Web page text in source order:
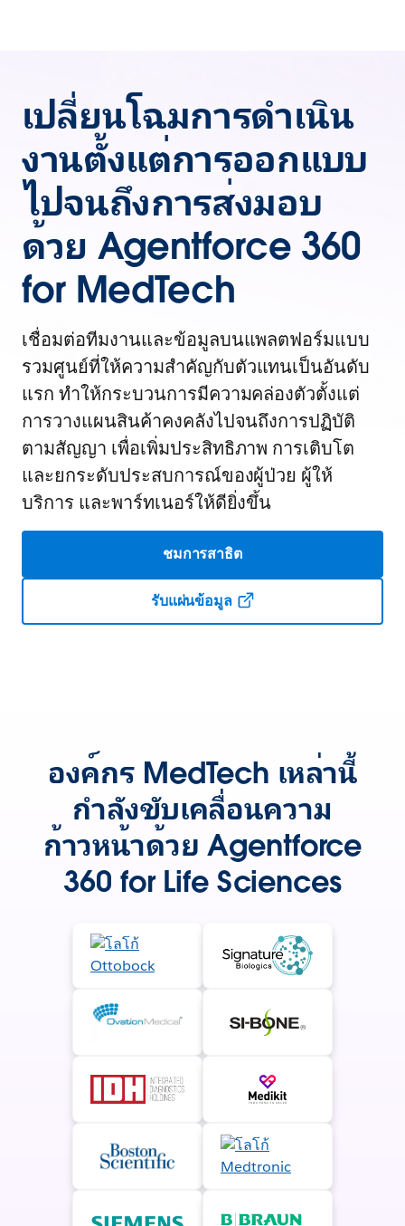
เปลี่ยนโฉมการดำเนิน
งานตั้งแต่การออกแบบ
ไปจนถึงการส่งมอบ
ด้วย Agentforce 360
for MedTech
เชื่อมต่อทีมงานและข้อมูลบนแพลตฟอร์มแบบ
รวมศูนย์ที่ให้ความสำคัญกับตัวแทนเป็นอันดับ
แรก ทำให้กระบวนการมีความคล่องตัวตั้งแต่
การวางแผนสินค้าคงคลังไปจนถึงการปฏิบัติ
ตามสัญญา เพื่อเพิ่มประสิทธิภาพ การเติบโต
และยกระดับประสบการณ์ของผู้ป่วย ผู้ให้
บริการ และพาร์ทเนอร์ให้ดียิ่งขึ้น
ชมการสาธิต
รับแผ่นข้อมูล
องค์กร MedTech เหล่านี้
กำลังขับเคลื่อนความ
ก้าวหน้าด้วย Agentforce
360 for Life Sciences